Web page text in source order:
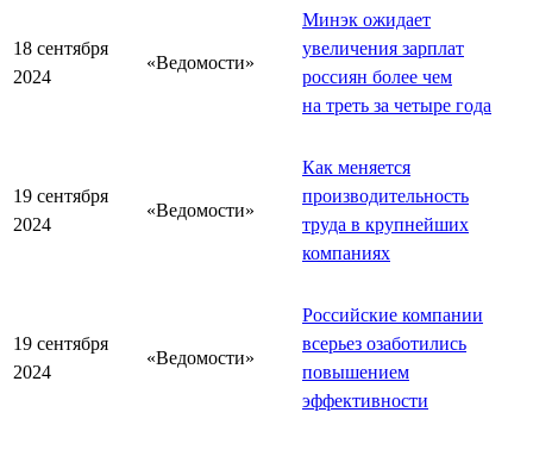
18 сентября
2024
«Ведомости»
Минэк ожидает
увеличения зарплат
россиян более чем
на треть за четыре года
19 сентября
2024
«Ведомости»
Как меняется
производительность
труда в крупнейших
компаниях
19 сентября
2024
«Ведомости»
Российские компании
всерьез озаботились
повышением
эффективности